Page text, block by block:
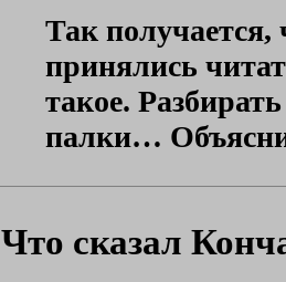
Так получается,
принялись
такое.
палки…
Что сказал